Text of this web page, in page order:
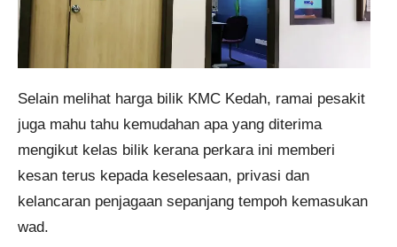
Selain melihat harga bilik KMC Kedah, ramai pesakit
juga mahu tahu kemudahan apa yang diterima
mengikut kelas bilik kerana perkara ini memberi
kesan terus kepada keselesaan, privasi dan
kelancaran penjagaan sepanjang tempoh kemasukan
wad.